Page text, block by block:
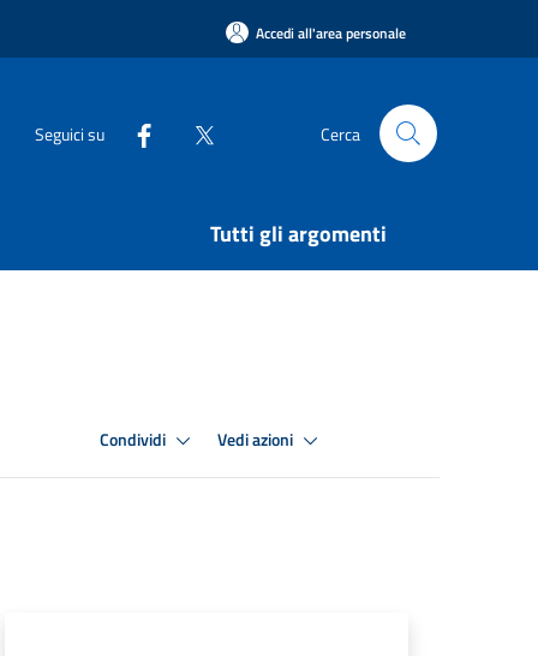
Accedi all'area personale
Seguici su Cerca
Tutti gli argomenti
Condividi Vedi azioni